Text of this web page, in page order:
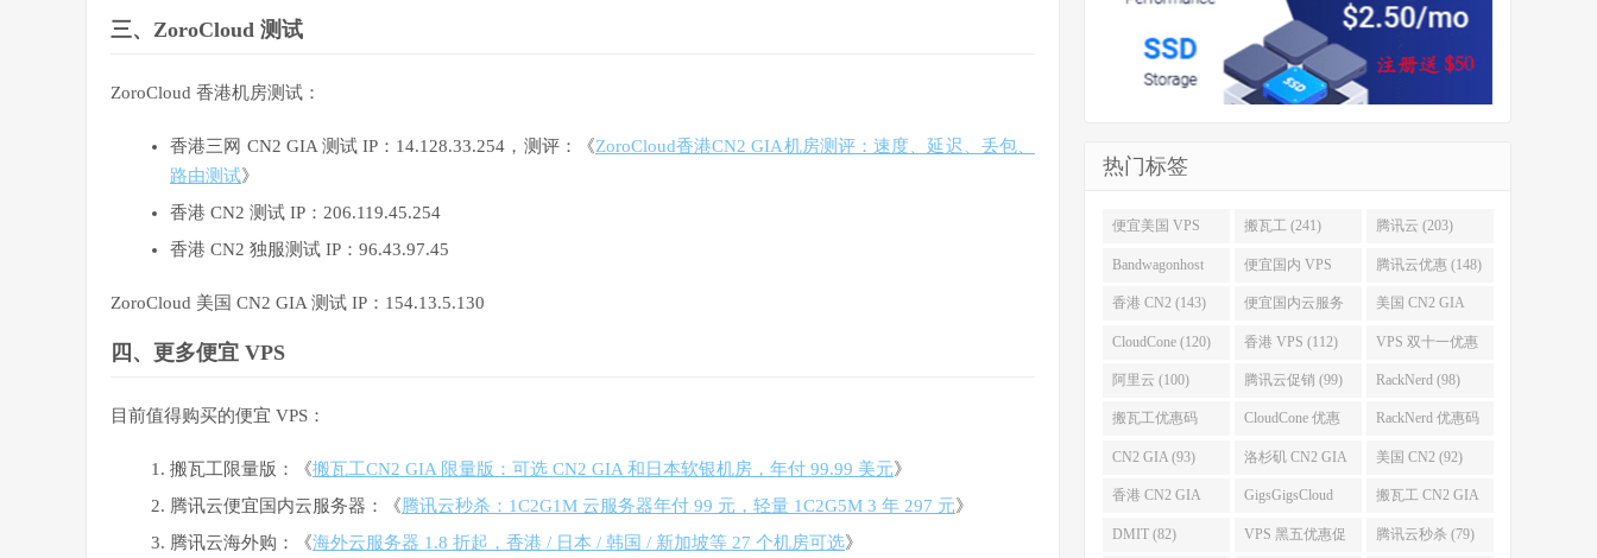
三、ZoroCloud 测试
ZoroCloud 香港机房测试：
香港三网 CN2 GIA 测试 IP：14.128.33.254，测评：《ZoroCloud香港CN2 GIA机房测评：速度、延迟、丢包、
路由测试》
香港 CN2 测试 IP：206.119.45.254
香港 CN2 独服测试 IP：96.43.97.45
ZoroCloud 美国 CN2 GIA 测试 IP：154.13.5.130
四、更多便宜 VPS
目前值得购买的便宜 VPS：
搬瓦工限量版：《搬瓦工CN2 GIA 限量版：可选 CN2 GIA 和日本软银机房，年付 99.99 美元》
腾讯云便宜国内云服务器：《腾讯云秒杀：1C2G1M 云服务器年付 99 元，轻量 1C2G5M 3 年 297 元》
腾讯云海外购：《海外云服务器 1.8 折起，香港 / 日本 / 韩国 / 新加坡等 27 个机房可选》
热门标签
便宜美国 VPS
(255)
搬瓦工 (241) 腾讯云 (203)
Bandwagonhost
(188)
便宜国内 VPS
(167)
腾讯云优惠 (148)
香港 CN2 (143) 便宜国内云服务
器 (128)
美国 CN2 GIA
(123)
CloudCone (120) 香港 VPS (112) VPS 双十一优惠
促销 (106)
阿里云 (100) 腾讯云促销 (99) RackNerd (98)
搬瓦工优惠码
(96)
CloudCone 优惠
码 (96)
RackNerd 优惠码
(94)
CN2 GIA (93) 洛杉矶 CN2 GIA
(93)
美国 CN2 (92)
香港 CN2 GIA
(92)
GigsGigsCloud
(85)
搬瓦工 CN2 GIA
(83)
DMIT (82) VPS 黑五优惠促 腾讯云秒杀 (79)